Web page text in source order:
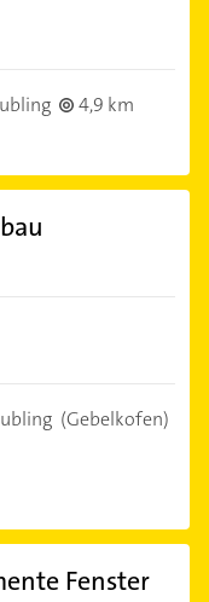
4,9 km
(Gebelkofen)
Fenster